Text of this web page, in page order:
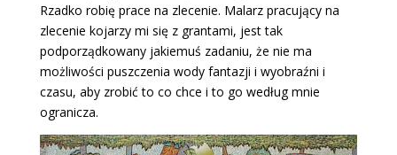
Rzadko robię prace na zlecenie. Malarz pracujący na
zlecenie kojarzy mi się z grantami, jest tak
podporządkowany jakiemuś zadaniu, że nie ma
możliwości puszczenia wody fantazji i wyobraźni i
czasu, aby zrobić to co chce i to go według mnie
ogranicza.